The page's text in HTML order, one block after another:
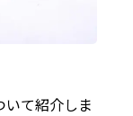
て紹介しま